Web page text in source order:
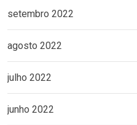
setembro 2022
agosto 2022
julho 2022
junho 2022